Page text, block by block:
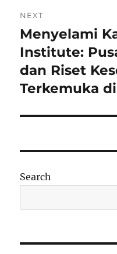
NEXT
Next
post:
Menyelami
Institute:
dan Riset
Terkemuka
Search